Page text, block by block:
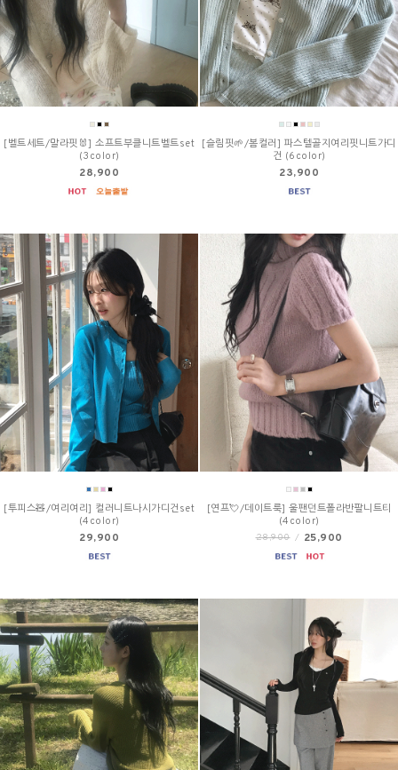
[벨트세트/말라핏🐰] 소프트부클니트벨트set
(3color)
28,900
[슬림핏🌱/봄컬러] 파스텔골지여리핏니트가디
건 (6color)
23,900
[투피스🧸/여리여리] 컬러니트나시가디건set
(4color)
29,900
[연프💘/데이트룩] 울팬던트폴라반팔니트티
(4color)
28,900 / 25,900